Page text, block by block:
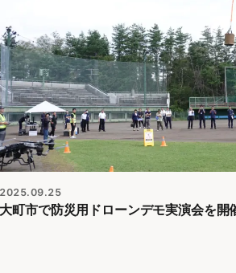
2025.09.25
大町市で防災用ドローンデモ実演会を開